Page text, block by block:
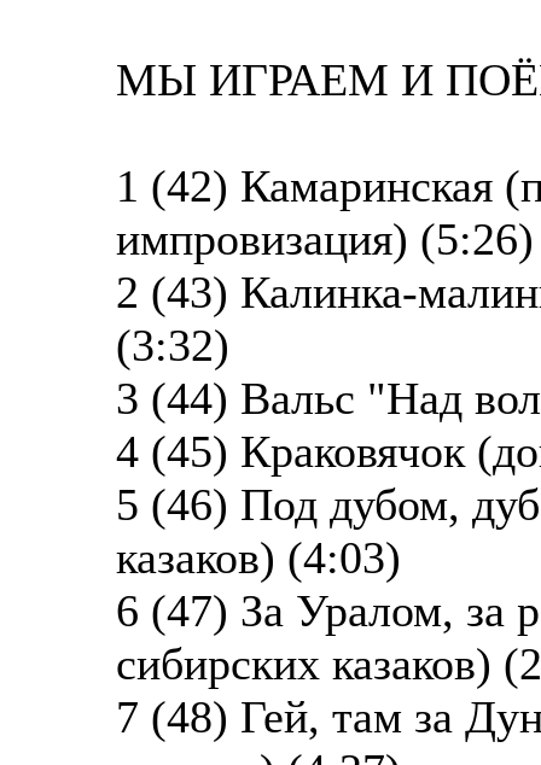
МЫ ИГРАЕМ И
1 (42) Камаринская
импровизация) (5:26)
2 (43) Калинка-
(3:32)
3 (44) Вальс "Над
4 (45) Краковячок
5 (46) Под дубом,
казаков) (4:03)
6 (47) За Уралом, за
сибирских казаков)
7 (48) Гей, там за